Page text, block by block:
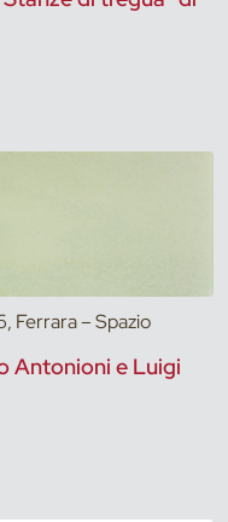
Ferrara – Spazio
Antonioni e Luigi